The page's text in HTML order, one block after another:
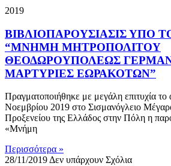
2019
ΒΙΒΛΙΟΠΑΡΟΥΣΙΑΣΙΣ ΥΠΟ
“ΜΝΗΜΗ ΜΗΤΡΟΠΟΛΙΤΟΥ
ΘΕΟΔΩΡΟΥΠΟΛΕΩΣ
ΜΑΡΤΥΡΙΕΣ ΕΩΡΑΚΟΤΩΝ”
Πραγματοποιήθηκε με μεγάλη επιτυχία το
Νοεμβρίου 2019 στο Σισμανόγλειο
Προξενείου της Ελλάδος στην Πόλη η
«Μνήμη
Περισσότερα »
28/11/2019Δεν υπάρχουν Σχόλια